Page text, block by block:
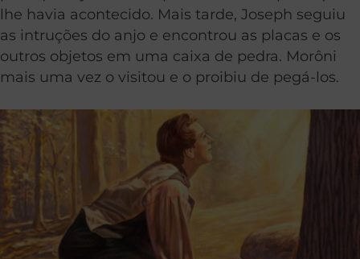
lhe havia acontecido. Mais tarde, Joseph seguiu
as intruções do anjo e encontrou as placas e os
outros objetos em uma caixa de pedra. Morôni
mais uma vez o visitou e o proibiu de pegá-los.